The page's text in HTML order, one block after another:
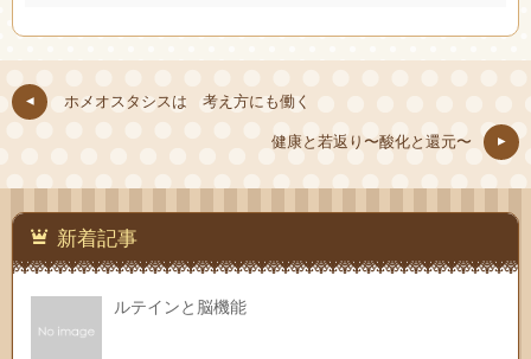
ホメオスタシスは 考え方にも働く
健康と若返り〜酸化と還元〜
新着記事
ルテインと脳機能